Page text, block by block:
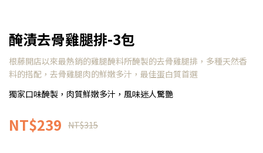
醃漬去骨雞腿排-3包
根藤開店以來最熱銷的雞腿醃料所醃製的去骨雞腿排，多種天然香
料的搭配，去骨雞腿肉的鮮嫩多汁，最佳蛋白質首選
獨家口味醃製，肉質鮮嫩多汁，風味迷人驚艷
NT$239 NT$315